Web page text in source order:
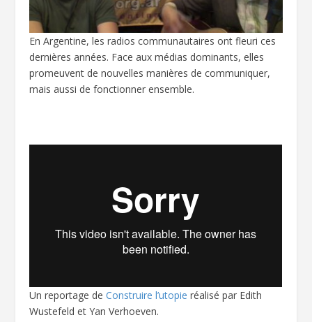
En Argentine, les radios communautaires ont fleuri ces
dernières années. Face aux médias dominants, elles
promeuvent de nouvelles manières de communiquer,
mais aussi de fonctionner ensemble.
Un reportage deConstruire l’utopie réalisé par Edith
Wustefeld et Yan Verhoeven.